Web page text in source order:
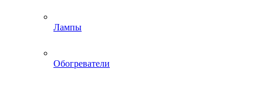
Лампы
Обогреватели